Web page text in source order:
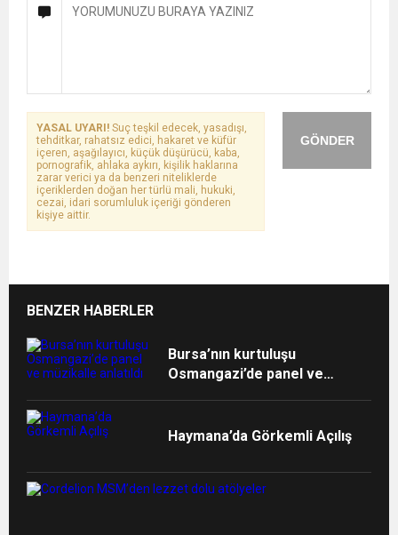
GÖNDER
YASAL UYARI! Suç teşkil edecek, yasadışı,
tehditkar, rahatsız edici, hakaret ve küfür
içeren, aşağılayıcı, küçük düşürücü, kaba,
pornografik, ahlaka aykırı, kişilik haklarına
zarar verici ya da benzeri niteliklerde
içeriklerden doğan her türlü mali, hukuki,
cezai, idari sorumluluk içeriği gönderen
kişiye aittir.
BENZER HABERLER
Bursa’nın kurtuluşu
Osmangazi’de panel ve
Haymana’da Görkemli Açılış